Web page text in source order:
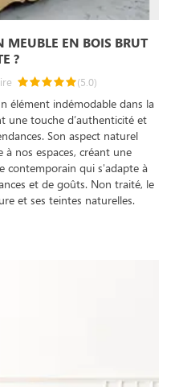
MEUBLE EN BOIS BRUT
?
(5.0)
élément indémodable dans la
une touche d’authenticité et
Son aspect naturel
nos espaces, créant une
contemporain qui s'adapte à
et de goûts. Non traité, le
et ses teintes naturelles.